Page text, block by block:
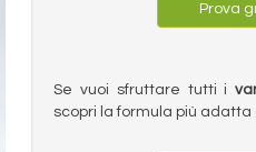
Prova
Se vuoi sfruttare tutti i
scopri la formula più